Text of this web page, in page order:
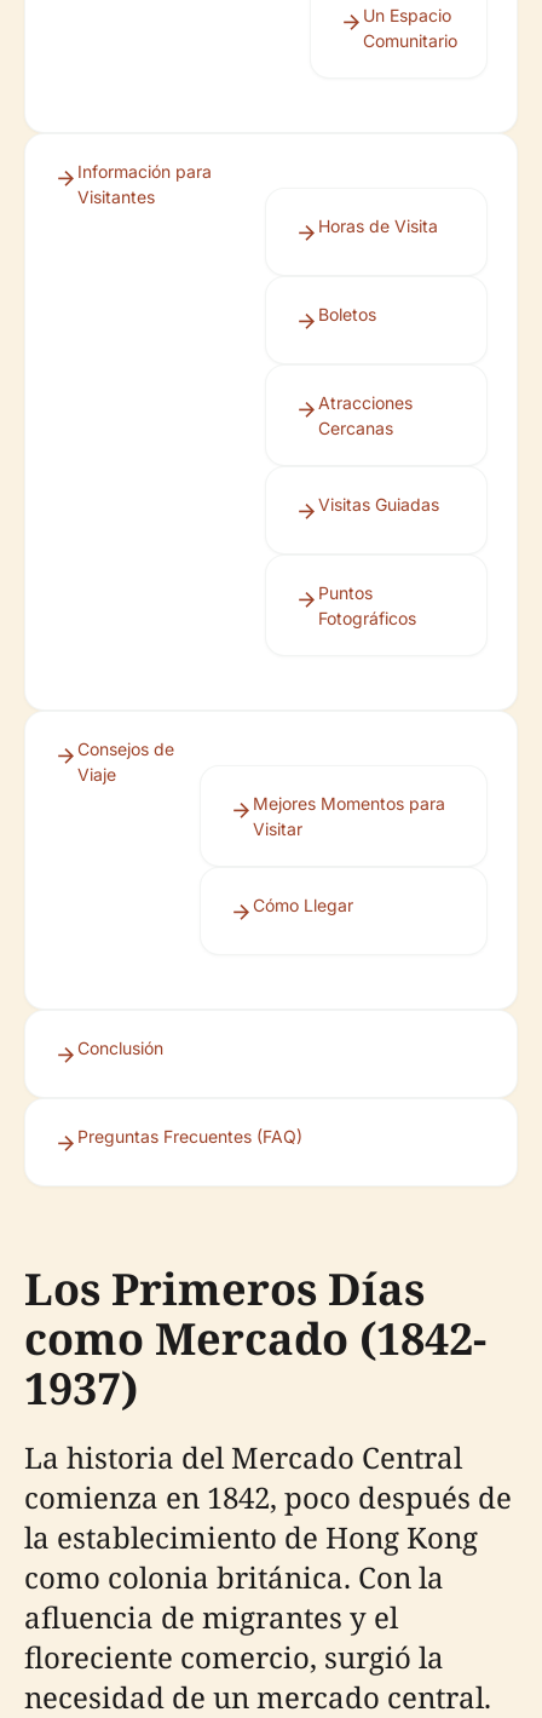
Un Espacio
Comunitario
Información para
Visitantes
Horas de Visita
Boletos
Atracciones
Cercanas
Visitas Guiadas
Puntos
Fotográficos
Consejos de
Viaje
Mejores Momentos para
Visitar
Cómo Llegar
Conclusión
Preguntas Frecuentes (FAQ)
Los Primeros Días
como Mercado (1842-
1937)
La historia del Mercado Central
comienza en 1842, poco después de
la establecimiento de Hong Kong
como colonia británica. Con la
afluencia de migrantes y el
floreciente comercio, surgió la
necesidad de un mercado central.